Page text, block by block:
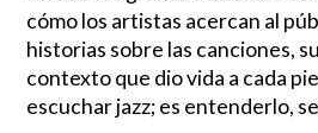
cómo los artistas acercan al
historias sobre las canciones,
contexto que dio vida a cada
escuchar jazz; es entenderlo,